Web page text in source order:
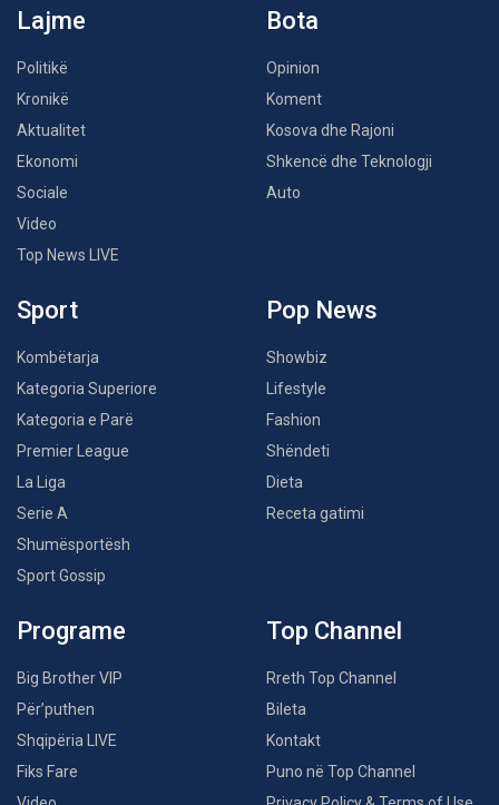
Lajme
Politikë
Kronikë
Aktualitet
Ekonomi
Sociale
Video
Top News LIVE
Bota
Opinion
Koment
Kosova dhe Rajoni
Shkencë dhe Teknologji
Auto
Sport
Kombëtarja
Kategoria Superiore
Kategoria e Parë
Premier League
La Liga
Serie A
Shumësportësh
Sport Gossip
Pop News
Showbiz
Lifestyle
Fashion
Shëndeti
Dieta
Receta gatimi
Programe
Big Brother VIP
Për’puthen
Shqipëria LIVE
Fiks Fare
Top Channel
Rreth Top Channel
Bileta
Kontakt
Puno në Top Channel